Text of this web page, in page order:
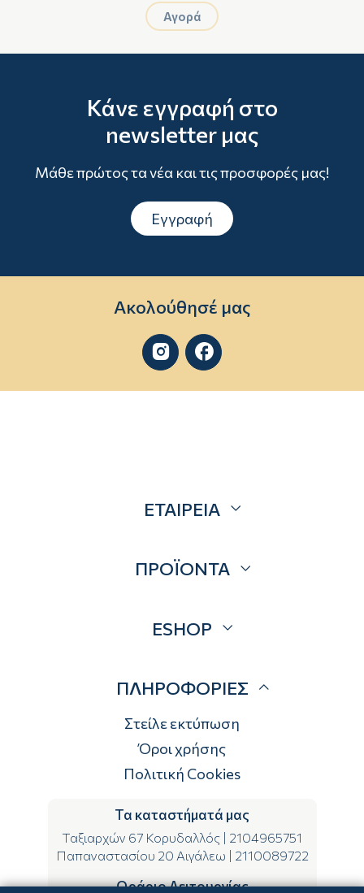
Αγορά
Κάνε εγγραφή στο
newsletter μας
Μάθε πρώτος τα νέα και τις προσφορές μας!
Εγγραφή
Ακολούθησέ μας
 
ΕΤΑΙΡΕΙΑ
Επικοινωνία
ΠΡΟΪΟΝΤΑ
Brands
ESHOP
Τρόποι αποστολής
Τρόποι πληρωμής
Επιστροφές
ΠΛΗΡΟΦΟΡΙΕΣ
Στείλε εκτύπωση
Όροι χρήσης
Πολιτική Cookies
Τα καταστήματά μας
Ταξιαρχών 67 Κορυδαλλός
2104965751
Παπαναστασίου 20 Αιγάλεω
2110089722
Ωράριο Λειτουργίας